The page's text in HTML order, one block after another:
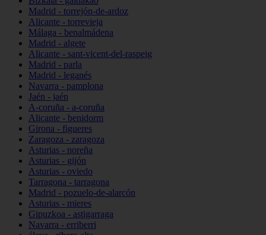
Madrid - torrejón-de-ardoz
Alicante - torrevieja
Málaga - benalmádena
Madrid - algete
Alicante - sant-vicent-del-raspeig
Madrid - parla
Madrid - leganés
Navarra - pamplona
Jaén - jaén
A-coruña - a-coruña
Alicante - benidorm
Girona - figueres
Zaragoza - zaragoza
Asturias - noreña
Asturias - gijón
Asturias - oviedo
Tarragona - tarragona
Madrid - pozuelo-de-alarcón
Asturias - mieres
Gipuzkoa - astigarraga
Navarra - erriberri